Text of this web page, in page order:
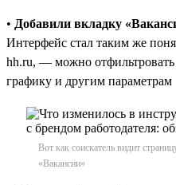
• Добавили вкладку
Интерфейс стал таким же
hh.ru, — можно
графику и другим параметрам
Вот как соискатель видит
«Вакансии»